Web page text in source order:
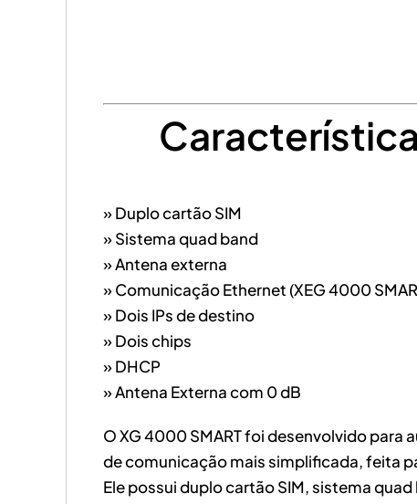
» Duplo cartão SIM
» Sistema quad band
» Antena externa
» Comunicação Ethernet (XEG 4000
» Dois IPs de destino
» Dois chips
» DHCP
» Antena Externa com 0 dB
O XG 4000 SMART foi desenvolvido para
de comunicação mais simplificada, feita
Ele possui duplo cartão SIM, sistema